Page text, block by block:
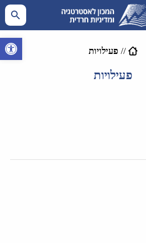
פתח
// פעילויות
פעילויות